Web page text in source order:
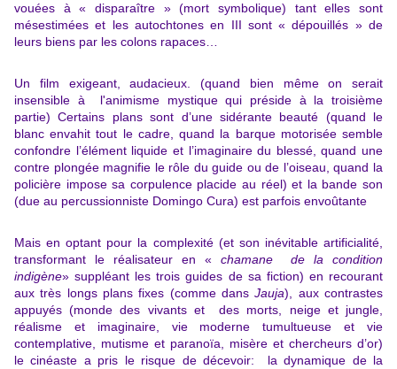
vouées à « disparaître » (mort symbolique) tant elles sont
mésestimées et les autochtones en III sont « dépouillés » de
leurs biens par les colons rapaces…
Un film exigeant, audacieux. (quand bien même on serait
insensible à l'animisme mystique qui préside à la troisième
partie) Certains plans sont d’une sidérante beauté (quand le
blanc envahit tout le cadre, quand la barque motorisée semble
confondre l’élément liquide et l’imaginaire du blessé, quand une
contre plongée magnifie le rôle du guide ou de l’oiseau, quand la
policière impose sa corpulence placide au réel) et la bande son
(due au percussionniste Domingo Cura) est parfois envoûtante
Mais en optant pour la complexité (et son inévitable artificialité,
transformant le réalisateur en « chamane de la condition
indigène» suppléant les trois guides de sa fiction) en recourant
aux très longs plans fixes (comme dansJauja), aux contrastes
appuyés (monde des vivants et des morts, neige et jungle,
réalisme et imaginaire, vie moderne tumultueuse et vie
contemplative, mutisme et paranoïa, misère et chercheurs d’or)
le cinéaste a pris le risque de décevoir: la dynamique de la